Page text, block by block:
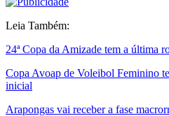
Leia Também:
24ª Copa da Amizade tem a última
Copa Avoap de Voleibol Feminino
inicial
Arapongas vai receber a fase